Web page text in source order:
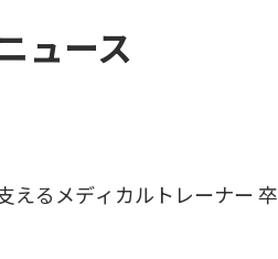
ュース
えるメディカルトレーナー